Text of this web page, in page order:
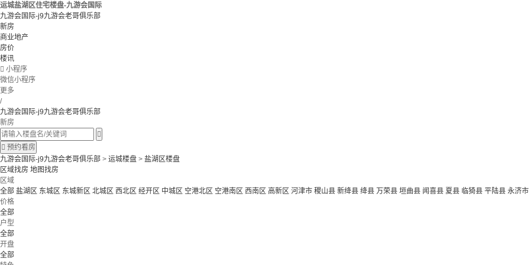
运城盐湖区住宅楼盘-九游会国际
九游会国际-j9九游会老哥俱乐部
新房
商业地产
房价
楼讯
 小程序
微信小程序
更多
/
九游会国际-j9九游会老哥俱乐部
新房

 预约看房
九游会国际-j9九游会老哥俱乐部 > 运城楼盘 > 盐湖区楼盘
区域找房 地图找房
区域
全部 盐湖区 东城区 东城新区 北城区 西北区 经开区 中城区 空港北区 空港南区 西南区 高新区 河津市 稷山县 新绛县 绛县 万荣县 垣曲县 闻喜县 夏县 临猗县 平陆县 永济市
价格
全部
户型
全部
开盘
全部